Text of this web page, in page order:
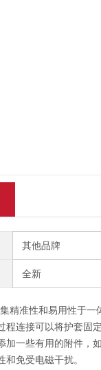
其他品牌
全新
精准性和易用性于一
程连接可以将护套固
加一些有用的附件，
和免受电磁干扰。